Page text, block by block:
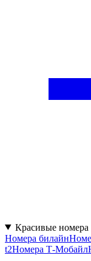
Красивые номера
Номера билайн
t2Номера Т-Мобайл